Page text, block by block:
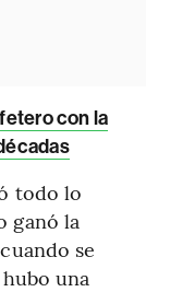
con la
todo lo
ganó la
se
una